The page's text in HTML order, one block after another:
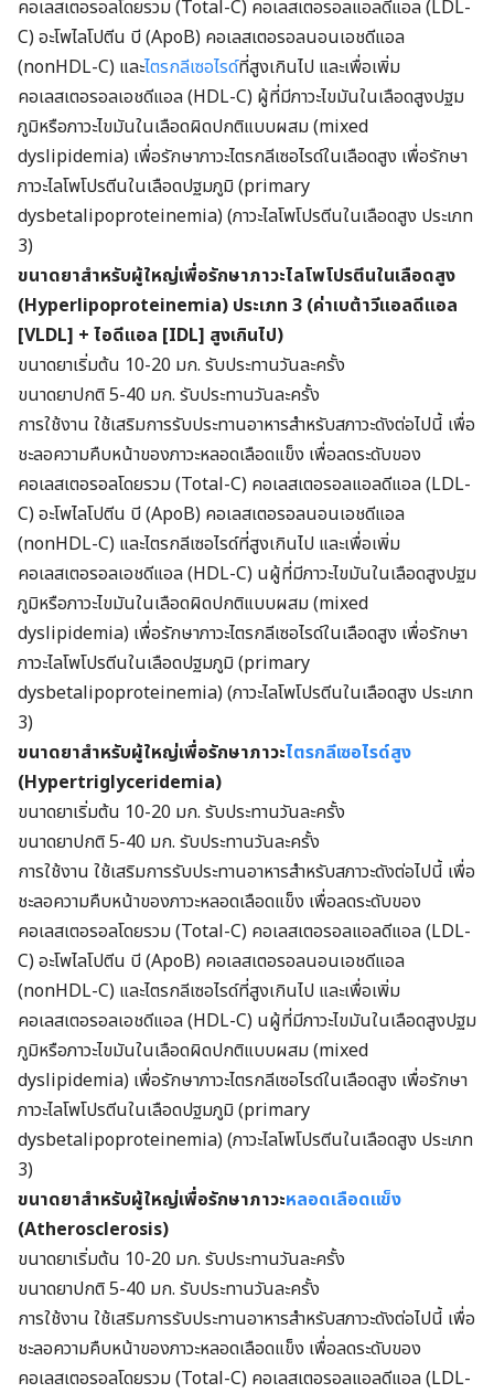
คอเลสเตอรอลโดยรวม (Total-C) คอเลสเตอรอลแอลดีแอล (LDL-
C) อะโพไลโปตีน บี (ApoB) คอเลสเตอรอลนอนเอชดีแอล
(nonHDL-C) และไตรกลีเซอไรด์ที่สูงเกินไป และเพื่อเพิ่ม
คอเลสเตอรอลเอชดีแอล (HDL-C) ผู้ที่มีภาวะไขมันในเลือดสูงปฐม
ภูมิหรือภาวะไขมันในเลือดผิดปกติแบบผสม (mixed
dyslipidemia) เพื่อรักษาภาวะไตรกลีเซอไรด์ในเลือดสูง เพื่อรักษา
ภาวะไลโพโปรตีนในเลือดปฐมภูมิ (primary
dysbetalipoproteinemia) (ภาวะไลโพโปรตีนในเลือดสูง ประเภท
3)
ขนาดยาสำหรับผู้ใหญ่เพื่อรักษาภาวะไลโพโปรตีนในเลือดสูง
(Hyperlipoproteinemia) ประเภท 3 (ค่าเบต้าวีแอลดีแอล
[VLDL] + ไอดีแอล [IDL] สูงเกินไป)
ขนาดยาเริ่มต้น 10-20 มก. รับประทานวันละครั้ง
ขนาดยาปกติ 5-40 มก. รับประทานวันละครั้ง
การใช้งาน ใช้เสริมการรับประทานอาหารสำหรับสภาวะดังต่อไปนี้ เพื่อ
ชะลอความคืบหน้าของภาวะหลอดเลือดแข็ง เพื่อลดระดับของ
คอเลสเตอรอลโดยรวม (Total-C) คอเลสเตอรอลแอลดีแอล (LDL-
C) อะโพไลโปตีน บี (ApoB) คอเลสเตอรอลนอนเอชดีแอล
(nonHDL-C) และไตรกลีเซอไรด์ที่สูงเกินไป และเพื่อเพิ่ม
คอเลสเตอรอลเอชดีแอล (HDL-C) นผู้ที่มีภาวะไขมันในเลือดสูงปฐม
ภูมิหรือภาวะไขมันในเลือดผิดปกติแบบผสม (mixed
dyslipidemia) เพื่อรักษาภาวะไตรกลีเซอไรด์ในเลือดสูง เพื่อรักษา
ภาวะไลโพโปรตีนในเลือดปฐมภูมิ (primary
dysbetalipoproteinemia) (ภาวะไลโพโปรตีนในเลือดสูง ประเภท
3)
ขนาดยาสำหรับผู้ใหญ่เพื่อรักษาภาวะไตรกลีเซอไรด์สูง
(Hypertriglyceridemia)
ขนาดยาเริ่มต้น 10-20 มก. รับประทานวันละครั้ง
ขนาดยาปกติ 5-40 มก. รับประทานวันละครั้ง
การใช้งาน ใช้เสริมการรับประทานอาหารสำหรับสภาวะดังต่อไปนี้ เพื่อ
ชะลอความคืบหน้าของภาวะหลอดเลือดแข็ง เพื่อลดระดับของ
คอเลสเตอรอลโดยรวม (Total-C) คอเลสเตอรอลแอลดีแอล (LDL-
C) อะโพไลโปตีน บี (ApoB) คอเลสเตอรอลนอนเอชดีแอล
(nonHDL-C) และไตรกลีเซอไรด์ที่สูงเกินไป และเพื่อเพิ่ม
คอเลสเตอรอลเอชดีแอล (HDL-C) นผู้ที่มีภาวะไขมันในเลือดสูงปฐม
ภูมิหรือภาวะไขมันในเลือดผิดปกติแบบผสม (mixed
dyslipidemia) เพื่อรักษาภาวะไตรกลีเซอไรด์ในเลือดสูง เพื่อรักษา
ภาวะไลโพโปรตีนในเลือดปฐมภูมิ (primary
dysbetalipoproteinemia) (ภาวะไลโพโปรตีนในเลือดสูง ประเภท
3)
ขนาดยาสำหรับผู้ใหญ่เพื่อรักษาภาวะหลอดเลือดแข็ง
(Atherosclerosis)
ขนาดยาเริ่มต้น 10-20 มก. รับประทานวันละครั้ง
ขนาดยาปกติ 5-40 มก. รับประทานวันละครั้ง
การใช้งาน ใช้เสริมการรับประทานอาหารสำหรับสภาวะดังต่อไปนี้ เพื่อ
ชะลอความคืบหน้าของภาวะหลอดเลือดแข็ง เพื่อลดระดับของ
คอเลสเตอรอลโดยรวม (Total-C) คอเลสเตอรอลแอลดีแอล (LDL-